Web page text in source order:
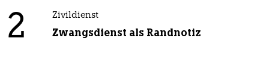
2 Zivildienst
Zwangsdienst als Randnotiz